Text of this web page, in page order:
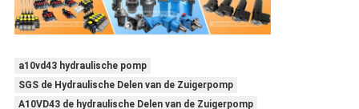
a10vd43 hydraulische pomp
SGS de Hydraulische Delen van de Zuigerpomp
A10VD43 de hydraulische Delen van de Zuigerpomp